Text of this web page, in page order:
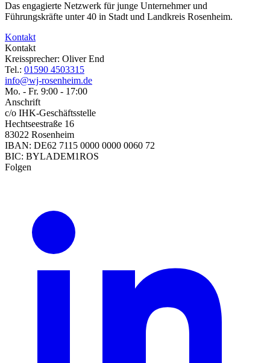
Das engagierte Netzwerk für junge Unternehmer und
Führungskräfte unter 40 in Stadt und Landkreis Rosenheim.
Kontakt
Kontakt
Kreissprecher: Oliver End
Tel.: 01590 4503315
info@wj-rosenheim.de
Mo. - Fr. 9:00 - 17:00
Anschrift
c/o IHK-Geschäftsstelle
Hechtseestraße 16
83022 Rosenheim
IBAN: DE62 7115 0000 0000 0060 72
BIC: BYLADEM1ROS
Folgen